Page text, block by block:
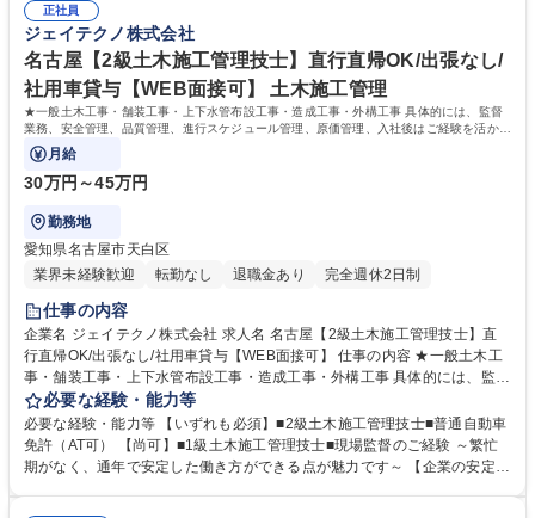
工事の場合、担当は一人1案件、工期1年 【全社案件の割合】官公庁：民
間 =4：6 現場：社内の業務割合=8：2 募集職種 【名古屋/土木工事現場マ
ネジメント】未経験から国家資格/直行直帰OK/WEB面接可
先輩社員のもとでOJTで仕事を覚えていただけます。一生涯使える確かな
知識と技術を身につけていくことができます。 【社風】風通しが良く、何
でも話せる社風で幅広い世代の方が在籍中◎ ※経験の浅い方もご安心下さ
い。資格の勉強も教えて貰える環境です。 学歴・資格 学歴：大学院 大学
高専 短大 専修学校 高校 語学力： 資格：第一種運転免許普通自動車
正社員
ジェイテクノ株式会社
名古屋【2級土木施工管理技士】直行直帰OK/出張なし/
社用車貸与【WEB面接可】 土木施工管理
★一般土木工事・舗装工事・上下水管布設工事・造成工事・外構工事 具体的には、監督
業務、安全管理、品質管理、進行スケジュール管理、原価管理、入社後はご経験を活か
し、即戦力として活躍していただきます。
月給
30万円～45万円
勤務地
愛知県名古屋市天白区
業界未経験歓迎
転勤なし 退職金あり 完全週休2日制
仕事の内容
企業名 ジェイテクノ株式会社 求人名 名古屋【2級土木施工管理技士】直
行直帰OK/出張なし/社用車貸与【WEB面接可】 仕事の内容 ★一般土木工
事・舗装工事・上下水管布設工事・造成工事・外構工事 具体的には、監督
業務、安全管理、品質管理、進行スケジュール管理、原価管理、入社後は
ご経験を活かし、即戦力として活躍していただきます。 【施工事例】名古
屋市上下水道局（下水道築造工事）/名古屋市緑政土木局（運河橋改築工事
橋面工および取付道工）/宅地造成工事等 【案件規模】公共工事の場合、
必要な経験・能力等
必要な経験・能力等 【いずれも必須】■2級土木施工管理技士■普通自動車
免許（AT可） 【尚可】■1級土木施工管理技士■現場監督のご経験 ～繁忙
期がなく、通年で安定した働き方ができる点が魅力です～ 【企業の安定